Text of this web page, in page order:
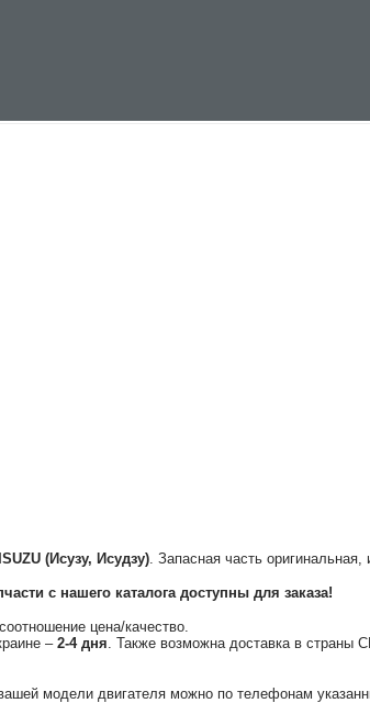
ISUZU (Исузу, Исудзу). Запасная часть оригинальная,
с нашего каталога доступны для заказа!
цена/качество.
–2-4 дня. Также возможна доставка в страны
модели двигателя можно по телефонам